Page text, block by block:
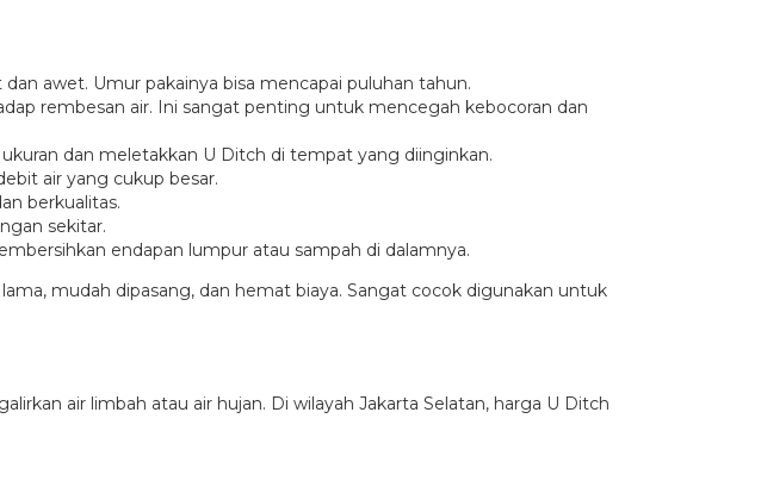
awet. Umur pakainya bisa mencapai puluhan tahun.
rembesan air. Ini sangat penting untuk mencegah kebocoran dan
dan meletakkan U Ditch di tempat yang diinginkan.
air yang cukup besar.
berkualitas.
sekitar.
endapan lumpur atau sampah di dalamnya.
mudah dipasang, dan hemat biaya. Sangat cocok digunakan untuk
air limbah atau air hujan. Di wilayah Jakarta Selatan, harga U Ditch